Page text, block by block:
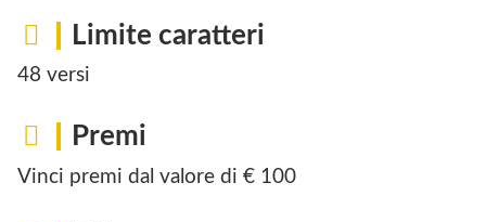
Limite caratteri
48 versi
Premi
Vinci premi dal valore di € 100